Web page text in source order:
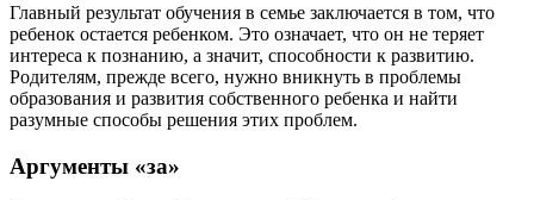
Главный результат обучения в семье заключается в том, что
ребенок остается ребенком. Это означает, что он не теряет
интереса к познанию, а значит, способности к развитию.
Родителям, прежде всего, нужно вникнуть в проблемы
образования и развития собственного ребенка и найти
разумные способы решения этих проблем.
Аргументы «за»